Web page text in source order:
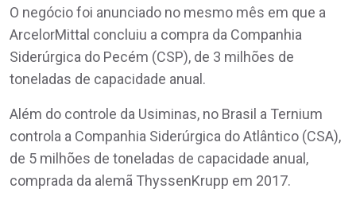
O negócio foi anunciado no mesmo mês em que a
ArcelorMittal concluiu a compra da Companhia
Siderúrgica do Pecém (CSP), de 3 milhões de
toneladas de capacidade anual.
Além do controle da Usiminas, no Brasil a Ternium
controla a Companhia Siderúrgica do Atlântico (CSA),
de 5 milhões de toneladas de capacidade anual,
comprada da alemã ThyssenKrupp em 2017.